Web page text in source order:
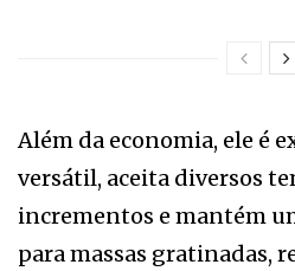
Além da economia, ele é
versátil, aceita diversos
incrementos e mantém
para massas gratinadas,